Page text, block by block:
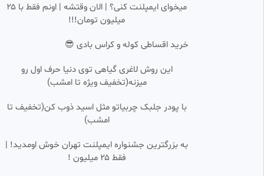
انیمه فصل
• 1 ماه پیش
0:49:12
(آخر) با زیرنویس فارسی
پرشین فیلم
148.05k بازدید
میخوای ایمپلنت کنی؟ | الان وقتشه | اونم فقط با ۲۵
میلیون تومان!!!
خرید اقساطی کوله و کراس بادی 😎
این روش لاغری گیاهی توی دنیا حرف اول رو
میزنه(تخفیف ویژه تا امشب)
با پودر جلبک چربیاتو مثل اسید ذوب کن(تخفیف تا
امشب)
به بزرگترین جشنواره ایمپلنت تهران خوش اومدید! |
فقط ۲۵ میلیون !